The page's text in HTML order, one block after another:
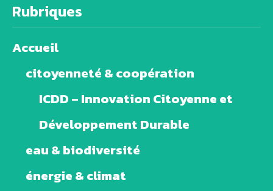
Rubriques
Accueil
citoyenneté & coopération
ICDD – Innovation Citoyenne et
Développement Durable
eau & biodiversité
énergie & climat